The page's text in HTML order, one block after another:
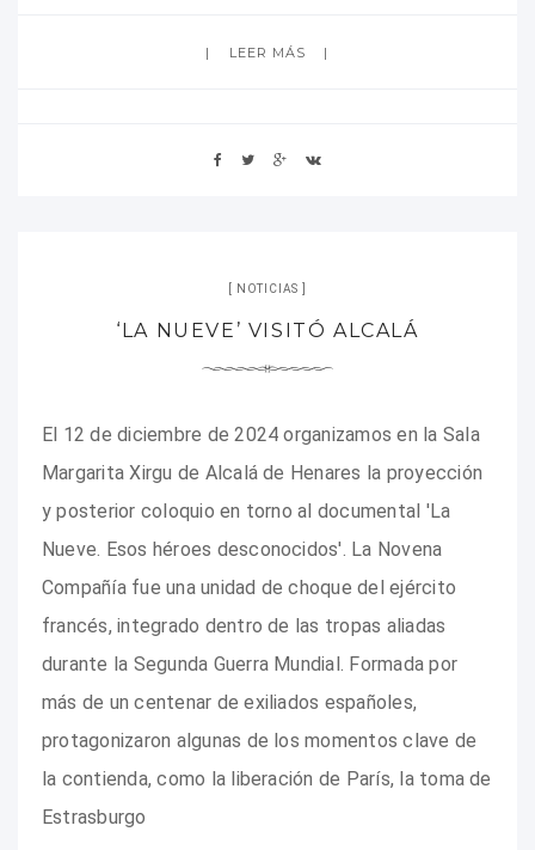
LEER MÁS
NOTICIAS
‘LA NUEVE’ VISITÓ ALCALÁ
El 12 de diciembre de 2024 organizamos en la Sala
Margarita Xirgu de Alcalá de Henares la proyección
y posterior coloquio en torno al documental 'La
Nueve. Esos héroes desconocidos'. La Novena
Compañía fue una unidad de choque del ejército
francés, integrado dentro de las tropas aliadas
durante la Segunda Guerra Mundial. Formada por
más de un centenar de exiliados españoles,
protagonizaron algunas de los momentos clave de
la contienda, como la liberación de París, la toma de
Estrasburgo